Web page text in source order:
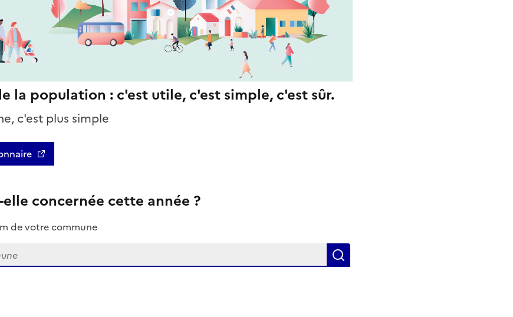
la population : c'est utile, c'est simple, c'est sûr.
c'est plus simple
concernée cette année ?
de votre commune